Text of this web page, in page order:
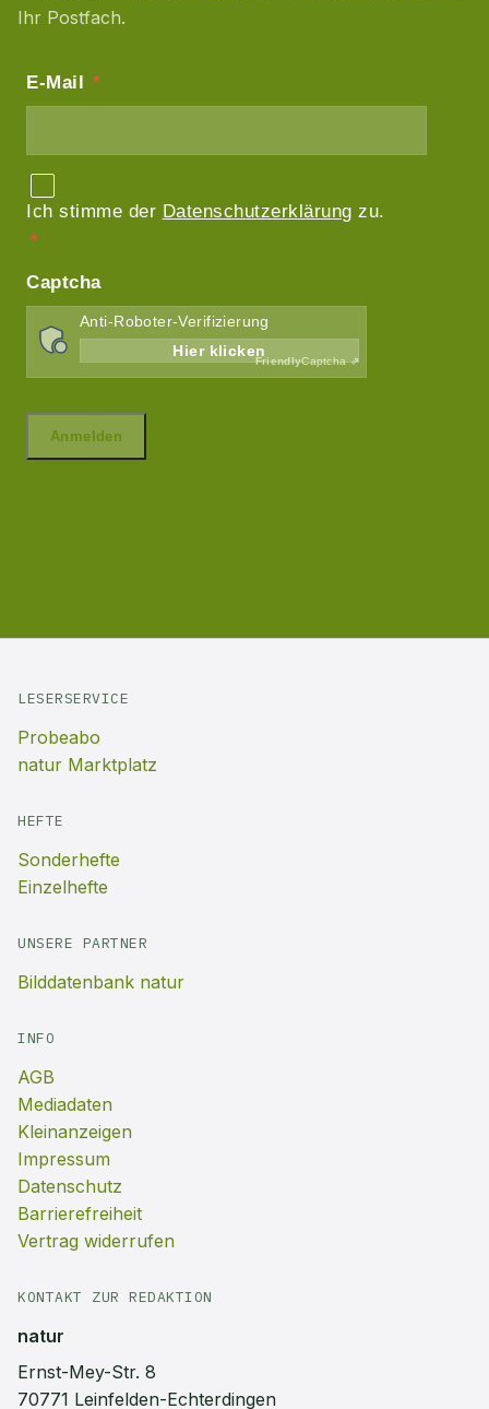
Ihr Postfach.
LESERSERVICE
Probeabo
natur Marktplatz
HEFTE
Sonderhefte
Einzelhefte
UNSERE PARTNER
Bilddatenbank natur
INFO
AGB
Mediadaten
Kleinanzeigen
Impressum
Datenschutz
Barrierefreiheit
Vertrag widerrufen
KONTAKT ZUR REDAKTION
natur
Ernst-Mey-Str. 8
70771 Leinfelden-Echterdingen